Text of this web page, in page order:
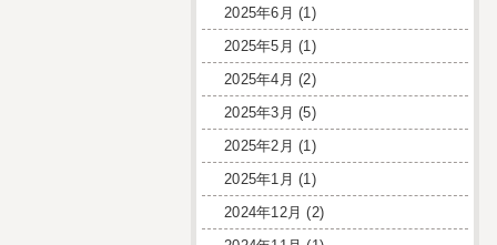
2025年6月 (1)
2025年5月 (1)
2025年4月 (2)
2025年3月 (5)
2025年2月 (1)
2025年1月 (1)
2024年12月 (2)